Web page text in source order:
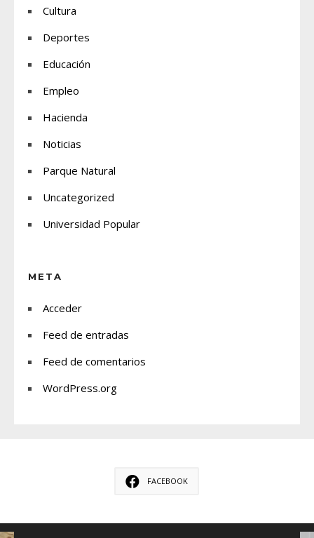
Cultura
Deportes
Educación
Empleo
Hacienda
Noticias
Parque Natural
Uncategorized
Universidad Popular
META
Acceder
Feed de entradas
Feed de comentarios
WordPress.org
FACEBOOK